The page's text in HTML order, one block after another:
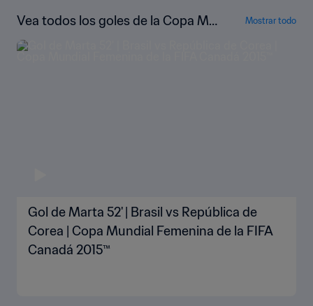
Vea todos los goles de la Copa Mu
ndial Femenina de la FIFA Canadá 2
015™
Mostrar todo
Gol de Marta 52' | Brasil vs República de
Corea | Copa Mundial Femenina de la FIFA
Canadá 2015™